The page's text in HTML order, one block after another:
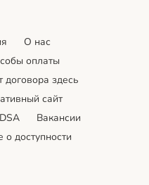
О нас
оплаты
договора здесь
сайт
DSA
Вакансии
доступности